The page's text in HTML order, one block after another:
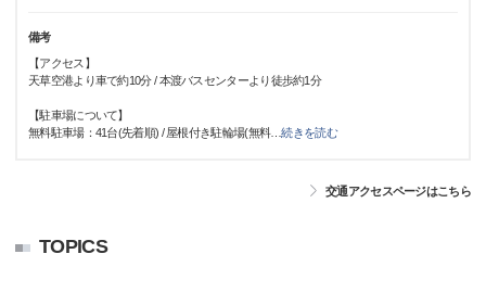
備考
【アクセス】
天草空港より車で約10分 / 本渡バスセンターより徒歩約1分
【駐車場について】
無料駐車場：41台(先着順) / 屋根付き駐輪場(無料…続きを読む
交通アクセスページはこちら
TOPICS